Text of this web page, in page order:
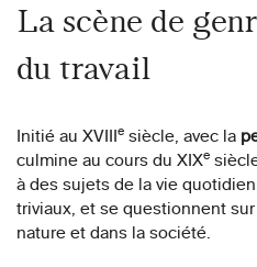
La scène de
du travail
Initié au XVIII e siècle, avec la
culmine au cours du XIXe
à des sujets de la vie
triviaux, et se questionnent
nature et dans la société.